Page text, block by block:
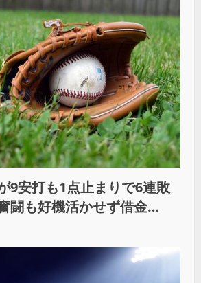
9安打も1点止まりで6連敗
闘も好機活かせず借金